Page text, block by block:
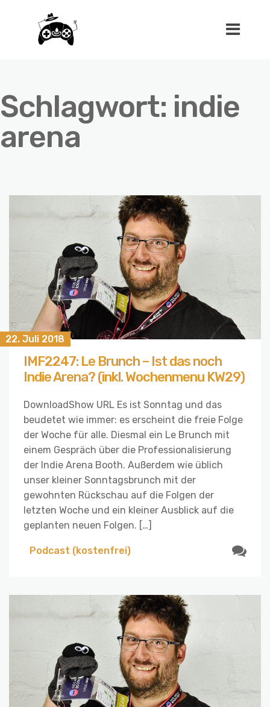
Schlagwort: indie
arena
22. Juli 2018
IMF2247: Le Brunch – Ist das noch
Indie Arena? (inkl. Wochenmenu KW29)
DownloadShow URL Es ist Sonntag und das
beudetet wie immer: es erscheint die freie Folge
der Woche für alle. Diesmal ein Le Brunch mit
einem Gespräch über die Professionalisierung
der Indie Arena Booth. Außerdem wie üblich
unser kleiner Sonntagsbrunch mit der
gewohnten Rückschau auf die Folgen der
letzten Woche und ein kleiner Ausblick auf die
geplanten neuen Folgen. […]
Podcast (kostenfrei)